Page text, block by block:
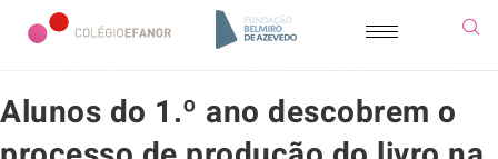
Alunos do 1.º ano descobrem o